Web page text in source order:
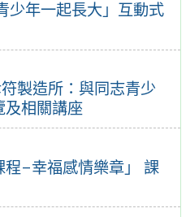
少年一起長大」互動式
製造所：與同志青少
及相關講座
程–幸福感情樂章」 課